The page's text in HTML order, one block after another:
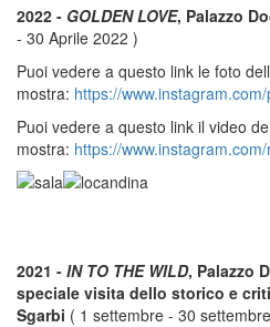
2022 - GOLDEN LOVE, Palazzo
- 30 Aprile 2022 )
Puoi vedere a questo link le foto
mostra: https://
Puoi vedere a questo link il video
mostra: https://
2021 - IN TO THE WILD, Palazzo
speciale visita dello storico e
Sgarbi ( 1 settembre - 30